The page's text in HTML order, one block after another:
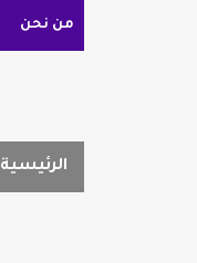
من نحن
الرئيسية